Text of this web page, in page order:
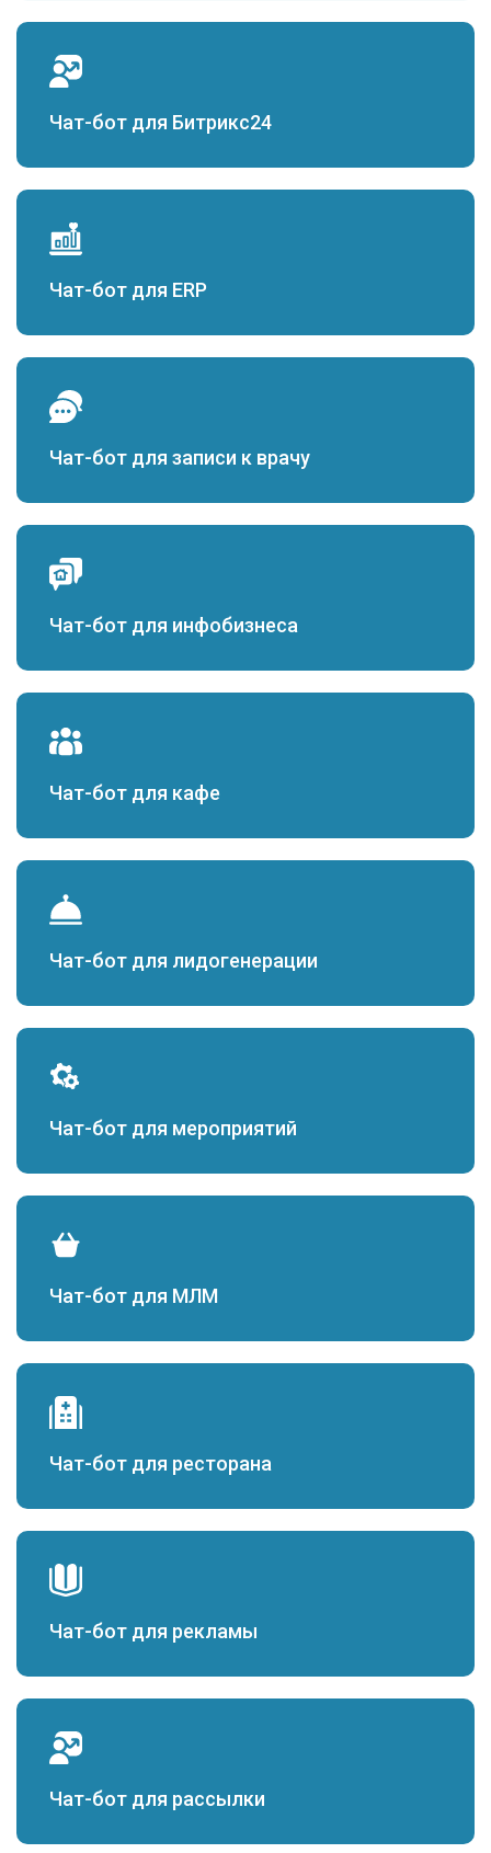
Чат-бот для Битрикс24
Чат-бот для ERP
Чат-бот для записи к врачу
Чат-бот для инфобизнеса
Чат-бот для кафе
Чат-бот для лидогенерации
Чат-бот для мероприятий
Чат-бот для МЛМ
Чат-бот для ресторана
Чат-бот для рекламы
Чат-бот для рассылки